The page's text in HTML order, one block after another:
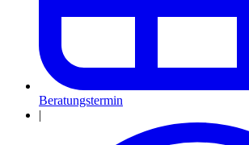
Beratungstermin
|